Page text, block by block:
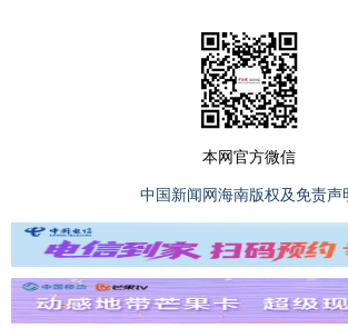
本网官方微信
中国新闻网海南版权及免责声